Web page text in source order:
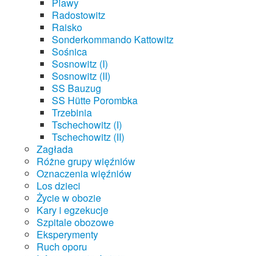
Radostowitz
Raisko
Sonderkommando Kattowitz
Sośnica
Sosnowitz (I)
Sosnowitz (II)
SS Bauzug
SS Hütte Porombka
Trzebinia
Tschechowitz (I)
Tschechowitz (II)
Zagłada
Różne grupy więźniów
Oznaczenia więźniów
Los dzieci
Życie w obozie
Kary i egzekucje
Szpitale obozowe
Eksperymenty
Ruch oporu